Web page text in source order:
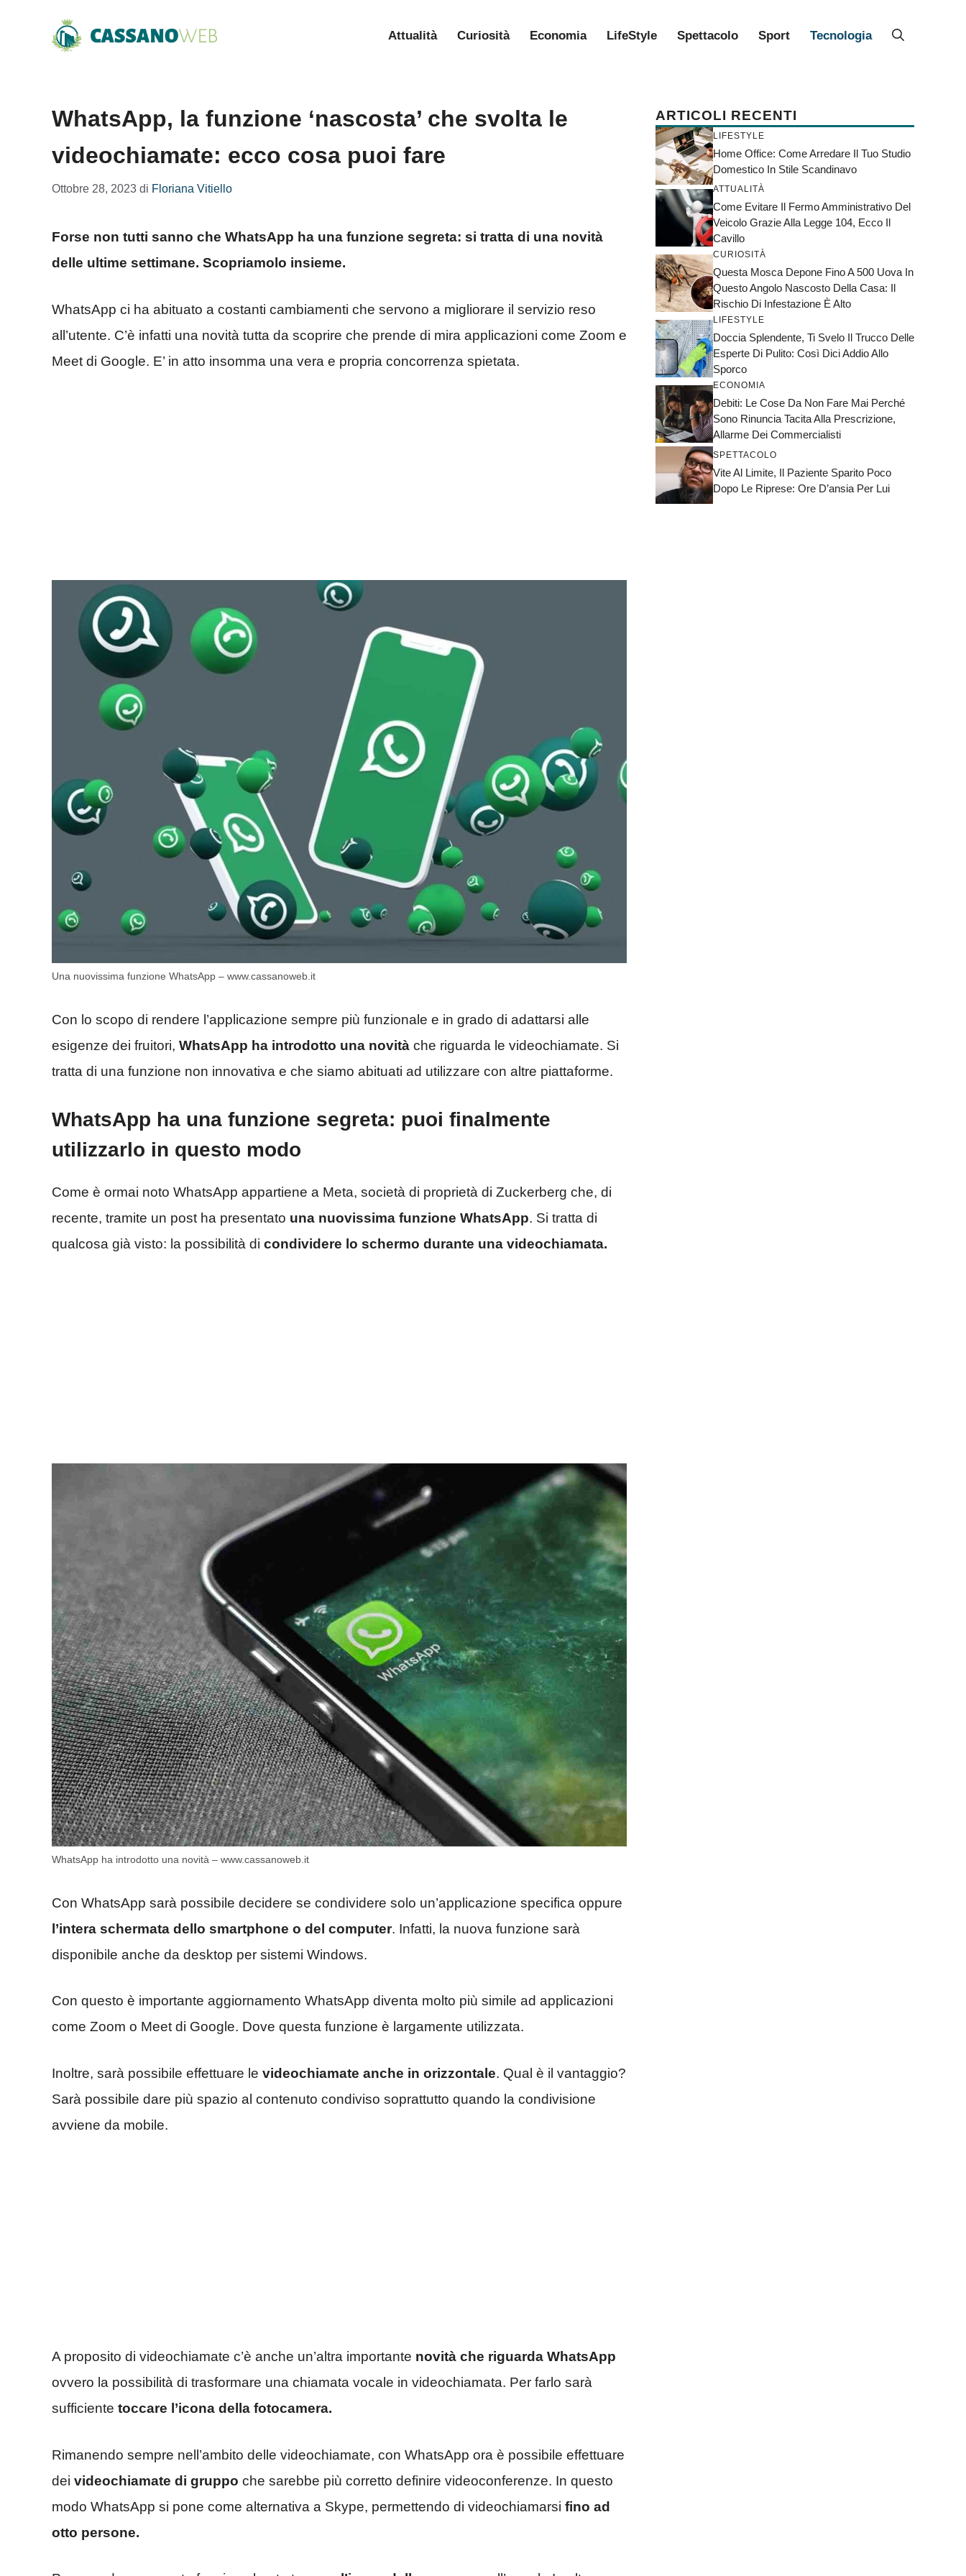
Attualità Curiosità Economia LifeStyle Spettacolo Sport Tecnologia
WhatsApp, la funzione ‘nascosta’ che svolta le
videochiamate: ecco cosa puoi fare
Ottobre 28, 2023 di Floriana Vitiello
Forse non tutti sanno che WhatsApp ha una funzione segreta: si tratta di una novità
delle ultime settimane. Scopriamolo insieme.
WhatsApp ci ha abituato a costanti cambiamenti che servono a migliorare il servizio reso
all’utente. C’è infatti una novità tutta da scoprire che prende di mira applicazioni come Zoom e
Meet di Google. E’ in atto insomma una vera e propria concorrenza spietata.
Una nuovissima funzione WhatsApp – www.cassanoweb.it
Con lo scopo di rendere l’applicazione sempre più funzionale e in grado di adattarsi alle
esigenze dei fruitori, WhatsApp ha introdotto una novità che riguarda le videochiamate. Si
tratta di una funzione non innovativa e che siamo abituati ad utilizzare con altre piattaforme.
WhatsApp ha una funzione segreta: puoi finalmente
utilizzarlo in questo modo
Come è ormai noto WhatsApp appartiene a Meta, società di proprietà di Zuckerberg che, di
recente, tramite un post ha presentato una nuovissima funzione WhatsApp. Si tratta di
qualcosa già visto: la possibilità di condividere lo schermo durante una videochiamata.
WhatsApp ha introdotto una novità – www.cassanoweb.it
Con WhatsApp sarà possibile decidere se condividere solo un’applicazione specifica oppure
l’intera schermata dello smartphone o del computer. Infatti, la nuova funzione sarà
disponibile anche da desktop per sistemi Windows.
Con questo è importante aggiornamento WhatsApp diventa molto più simile ad applicazioni
come Zoom o Meet di Google. Dove questa funzione è largamente utilizzata.
Inoltre, sarà possibile effettuare le videochiamate anche in orizzontale. Qual è il vantaggio?
Sarà possibile dare più spazio al contenuto condiviso soprattutto quando la condivisione
avviene da mobile.
A proposito di videochiamate c’è anche un’altra importante novità che riguarda WhatsApp
ovvero la possibilità di trasformare una chiamata vocale in videochiamata. Per farlo sarà
sufficiente toccare l’icona della fotocamera.
Rimanendo sempre nell’ambito delle videochiamate, con WhatsApp ora è possibile effettuare
dei videochiamate di gruppo che sarebbe più corretto definire videoconferenze. In questo
modo WhatsApp si pone come alternativa a Skype, permettendo di videochiamarsi fino ad
otto persone.
ARTICOLI RECENTI
LIFESTYLE
Home Office: Come Arredare Il Tuo Studio
Domestico In Stile Scandinavo
ATTUALITÀ
Come Evitare Il Fermo Amministrativo Del
Veicolo Grazie Alla Legge 104, Ecco Il
Cavillo
CURIOSITÀ
Questa Mosca Depone Fino A 500 Uova In
Questo Angolo Nascosto Della Casa: Il
Rischio Di Infestazione È Alto
LIFESTYLE
Doccia Splendente, Ti Svelo Il Trucco Delle
Esperte Di Pulito: Così Dici Addio Allo
Sporco
ECONOMIA
Debiti: Le Cose Da Non Fare Mai Perché
Sono Rinuncia Tacita Alla Prescrizione,
Allarme Dei Commercialisti
SPETTACOLO
Vite Al Limite, Il Paziente Sparito Poco
Dopo Le Riprese: Ore D’ansia Per Lui